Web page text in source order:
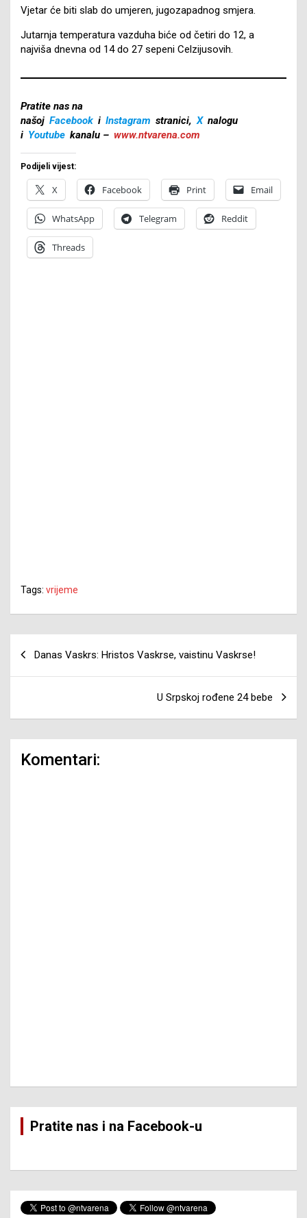
Vjetar će biti slab do umjeren, jugozapadnog smjera.
Jutarnja temperatura vazduha biće od četiri do 12, a
najviša dnevna od 14 do 27 sepeni Celzijusovih.
Pratite nas na
našoj Facebook i Instagram stranici, X nalogu
i Youtube kanalu – www.ntvarena.com
Podijeli vijest:
X Facebook Print Email
WhatsApp Telegram Reddit
Threads
Tags: vrijeme
Danas Vaskrs: Hristos Vaskrse, vaistinu Vaskrse!
U Srpskoj rođene 24 bebe
Komentari:
Pratite nas i na Facebook-u